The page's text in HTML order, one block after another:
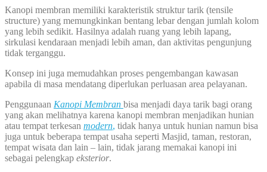
Kanopi membran memiliki karakteristik struktur tarik (tensile
structure) yang memungkinkan bentang lebar dengan jumlah kolom
yang lebih sedikit. Hasilnya adalah ruang yang lebih lapang,
sirkulasi kendaraan menjadi lebih aman, dan aktivitas pengunjung
tidak terganggu.
Konsep ini juga memudahkan proses pengembangan kawasan
apabila di masa mendatang diperlukan perluasan area pelayanan.
Penggunaan Kanopi Membran bisa menjadi daya tarik bagi orang
yang akan melihatnya karena kanopi membran menjadikan hunian
atau tempat terkesan modern, tidak hanya untuk hunian namun bisa
juga untuk beberapa tempat usaha seperti Masjid, taman, restoran,
tempat wisata dan lain – lain, tidak jarang memakai kanopi ini
sebagai pelengkap eksterior.